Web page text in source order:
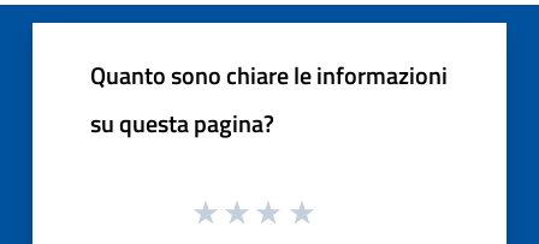
Quanto sono chiare le informazioni
su questa pagina?